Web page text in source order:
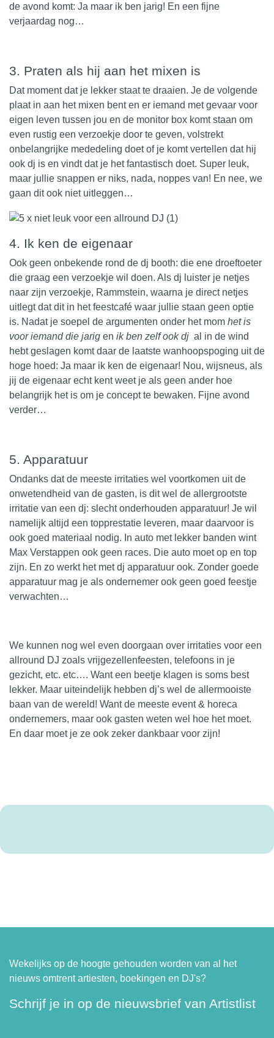
de avond komt: Ja maar ik ben jarig! En een fijne
verjaardag nog…
3. Praten als hij aan het mixen is
Dat moment dat je lekker staat te draaien. Je de volgende
plaat in aan het mixen bent en er iemand met gevaar voor
eigen leven tussen jou en de monitor box komt staan om
even rustig een verzoekje door te geven, volstrekt
onbelangrijke mededeling doet of je komt vertellen dat hij
ook dj is en vindt dat je het fantastisch doet. Super leuk,
maar jullie snappen er niks, nada, noppes van! En nee, we
gaan dit ook niet uitleggen…
4. Ik ken de eigenaar
Ook geen onbekende rond de dj booth: die ene droeftoeter
die graag een verzoekje wil doen. Als dj luister je netjes
naar zijn verzoekje, Rammstein, waarna je direct netjes
uitlegt dat dit in het feestcafé waar jullie staan geen optie
is. Nadat je soepel de argumenten onder het mom het is
voor iemand die jarig en ik ben zelf ook dj al in de wind
hebt geslagen komt daar de laatste wanhoopspoging uit de
hoge hoed: Ja maar ik ken de eigenaar! Nou, wijsneus, als
jij de eigenaar echt kent weet je als geen ander hoe
belangrijk het is om je concept te bewaken. Fijne avond
verder…
5. Apparatuur
Ondanks dat de meeste irritaties wel voortkomen uit de
onwetendheid van de gasten, is dit wel de allergrootste
irritatie van een dj: slecht onderhouden apparatuur! Je wil
namelijk altijd een topprestatie leveren, maar daarvoor is
ook goed materiaal nodig. In auto met lekker banden wint
Max Verstappen ook geen races. Die auto moet op en top
zijn. En zo werkt het met dj apparatuur ook. Zonder goede
apparatuur mag je als ondernemer ook geen goed feestje
verwachten…
We kunnen nog wel even doorgaan over irritaties voor een
allround DJ zoals vrijgezellenfeesten, telefoons in je
gezicht, etc. etc…. Want een beetje klagen is soms best
lekker. Maar uiteindelijk hebben dj’s wel de allermooiste
baan van de wereld! Want de meeste event & horeca
ondernemers, maar ook gasten weten wel hoe het moet.
En daar moet je ze ook zeker dankbaar voor zijn!
Wekelijks op de hoogte gehouden worden van al het
nieuws omtrent artiesten, boekingen en DJ's?
Schrijf je in op de nieuwsbrief van Artistlist